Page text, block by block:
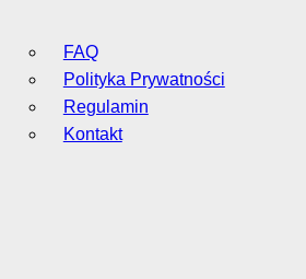
FAQ
Polityka Prywatności
Regulamin
Kontakt